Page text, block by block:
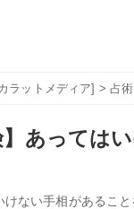
ラットメディア] >占術
】あっては
けない手相があるこ